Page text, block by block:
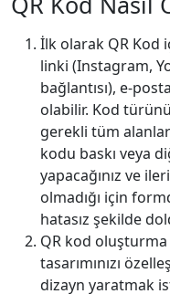
İlk olarak QR Kod
linki (Instagram,
bağlantısı), e-
olabilir. Kod
gerekli tüm
kodu baskı veya
yapacağınız ve
olmadığı için
hatasız şekilde
QR kod
tasarımınızı
dizayn yaratmak